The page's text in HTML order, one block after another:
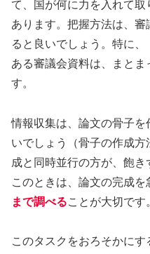
て、国が何に力を入れて
あります。把握方法は、
ると良いでしょう。特に、
ある審議会資料は、まと
す。
情報収集は、論文の骨子を
いでしょう（骨子の作成方
成と同時並行の方が、飽き
このときは、論文の完成を
まで調べることが大切です
このタスクをおろそかに